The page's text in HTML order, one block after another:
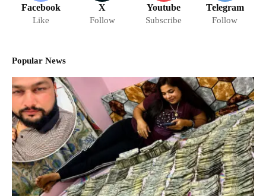
Facebook
Like
X
Follow
Youtube
Subscribe
Telegram
Follow
Popular News